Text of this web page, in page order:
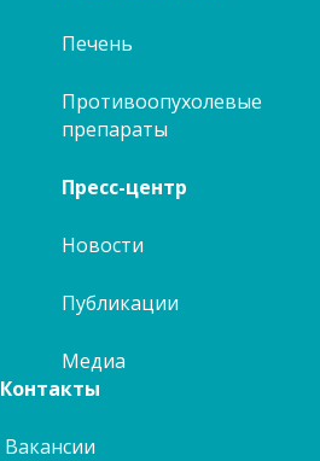
Печень
Противоопухолевые
препараты
Пресс-центр
Новости
Публикации
Медиа
Контакты
Вакансии